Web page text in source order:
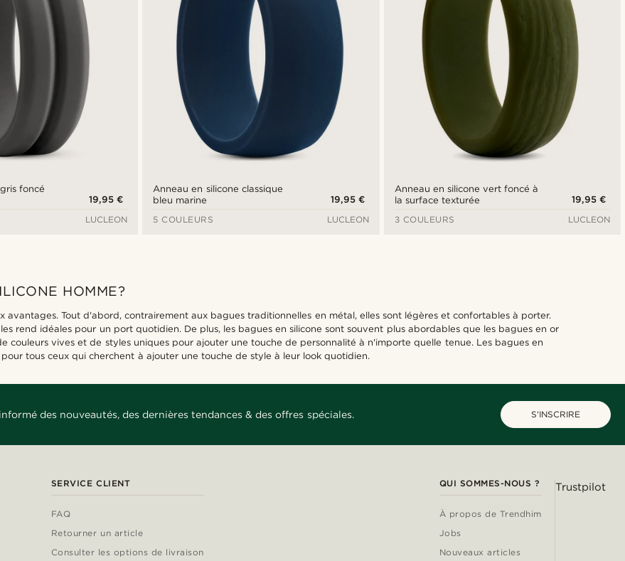
foncé
19,95 €
LUCLEON
Anneau en silicone classique
bleu marine
19,95 €
5 COULEURS
LUCLEON
Anneau en silicone vert foncé à
la surface texturée
19,95 €
3 COULEURS
LUCLEON
HOMME?
Tout d'abord, contrairement aux bagues traditionnelles en métal, elles sont légères et confortables à porter.
rend idéales pour un port quotidien. De plus, les bagues en silicone sont souvent plus abordables que les bagues en or
couleurs vives et de styles uniques pour ajouter une touche de personnalité à n'importe quelle tenue. Les bagues en
tous ceux qui cherchent à ajouter une touche de style à leur look quotidien.
des nouveautés, des dernières tendances & des offres spéciales. S'INSCRIRE
SERVICE CLIENT
FAQ
Retourner un article
Consulter les options de livraison
QUI SOMMES-NOUS ?
À propos de Trendhim
Jobs
Nouveaux articles
Trustpilot